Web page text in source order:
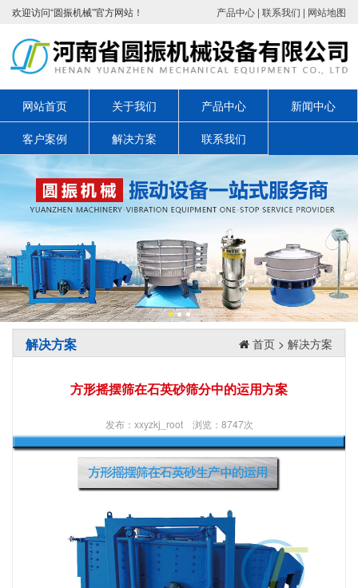
欢迎访问“圆振机械”官方网站！ 产品中心 | 联系我们 | 网站地图
网站首页 关于我们 产品中心 新闻中心
客户案例 解决方案 联系我们
解决方案 首页 > 解决方案
方形摇摆筛在石英砂筛分中的运用方案
发布：xxyzkj_root 浏览：8747次